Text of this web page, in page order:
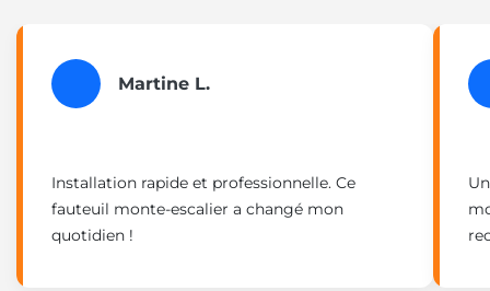
Martine L.
Installation rapide et professionnelle. Ce
fauteuil monte-escalier a changé mon
quotidien !